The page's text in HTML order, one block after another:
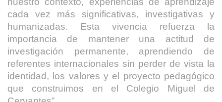
cada vez más significativas, investigativas y
humanizadas. Esta vivencia refuerza la
importancia de mantener una actitud de
investigación permanente, aprendiendo de
referentes internacionales sin perder de vista la
identidad, los valores y el proyecto pedagógico
que construimos en el Colegio Miguel de